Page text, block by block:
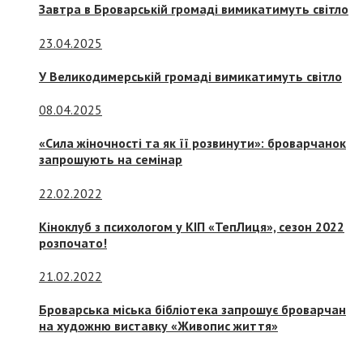
Завтра в Броварській громаді вимикатимуть світло
23.04.2025
У Великодимерській громаді вимикатимуть світло
08.04.2025
«Сила жіночності та як її розвинути»: броварчанок
запрошують на семінар
22.02.2022
Кіноклуб з психологом у КІП «ТепЛиця», сезон 2022
розпочато!
21.02.2022
Броварська міська бібліотека запрошує броварчан
на художню виставку «Живопис життя»